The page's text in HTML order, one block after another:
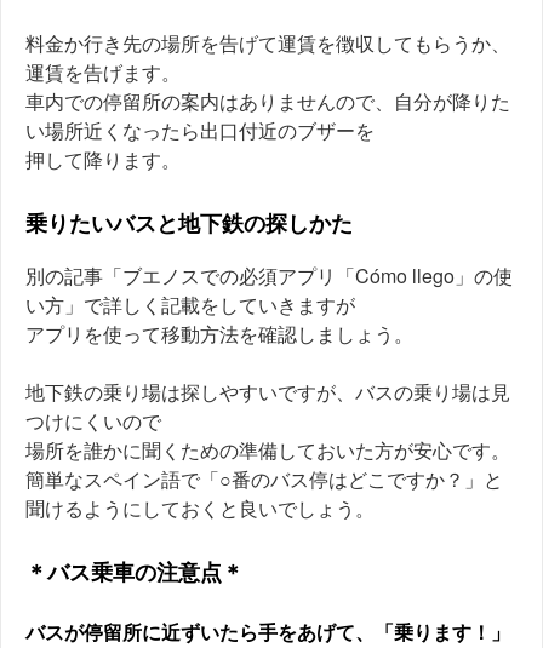
料金か行き先の場所を告げて運賃を徴収してもらうか、
運賃を告げます。
車内での停留所の案内はありませんので、自分が降りた
い場所近くなったら出口付近のブザーを
押して降ります。
乗りたいバスと地下鉄の探しかた
別の記事「ブエノスでの必須アプリ「Cómo llego」の使
い方」で詳しく記載をしていきますが
アプリを使って移動方法を確認しましょう。
地下鉄の乗り場は探しやすいですが、バスの乗り場は見
つけにくいので
場所を誰かに聞くための準備しておいた方が安心です。
簡単なスペイン語で「○番のバス停はどこですか？」と
聞けるようにしておくと良いでしょう。
＊バス乗車の注意点＊
バスが停留所に近ずいたら手をあげて、「乗ります！」